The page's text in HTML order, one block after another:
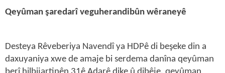
Qeyûman şaredarî veguherandibûn wêraneyê
Desteya Rêveberiya Navendî ya HDPê di beşeke din a
daxuyaniya xwe de amaje bi serdema danîna qeyûman